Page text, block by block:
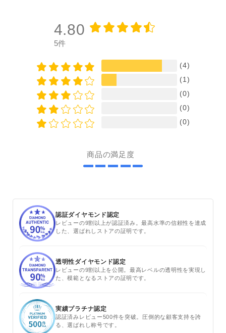
4.80
5件
(4)
(1)
(0)
(0)
(0)
商品の満足度
認証ダイヤモンド認定
レビューの9割以上が認証済み。最高水準の信頼性を達成
した、選ばれしストアの証明です。
透明性ダイヤモンド認定
レビューの9割以上を公開。最高レベルの透明性を実現し
た、模範となるストアの証明です。
実績プラチナ認定
認証済みレビュー500件を突破。圧倒的な顧客支持を誇
る、選ばれし称号です。